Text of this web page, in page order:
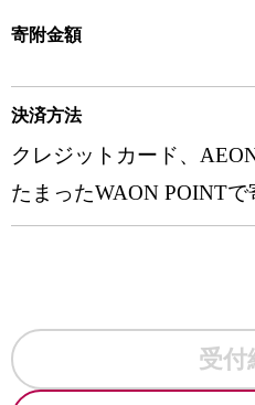
寄附金額
決済方法
クレジットカード、
たまったWAON POINTで
受付